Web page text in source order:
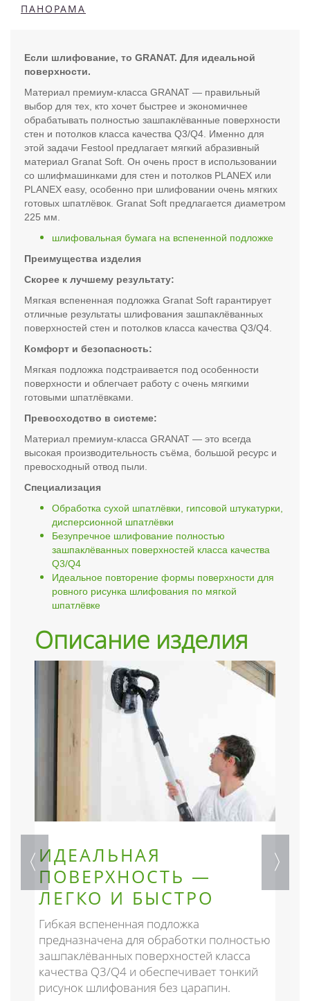
ПАНОРАМА
Если шлифование, то GRANAT. Для идеальной
поверхности.
Материал премиум-класса GRANAT — правильный
выбор для тех, кто хочет быстрее и экономичнее
обрабатывать полностью зашпаклёванные поверхности
стен и потолков класса качества Q3/Q4. Именно для
этой задачи Festool предлагает мягкий абразивный
материал Granat Soft. Он очень прост в использовании
со шлифмашинками для стен и потолков PLANEX или
PLANEX easy, особенно при шлифовании очень мягких
готовых шпатлёвок. Granat Soft предлагается диаметром
225 мм.
шлифовальная бумага на вспененной подложке
Преимущества изделия
Скорее к лучшему результату:
Мягкая вспененная подложка Granat Soft гарантирует
отличные результаты шлифования зашпаклёванных
поверхностей стен и потолков класса качества Q3/Q4.
Комфорт и безопасность:
Мягкая подложка подстраивается под особенности
поверхности и облегчает работу с очень мягкими
готовыми шпатлёвками.
Превосходство в системе:
Материал премиум-класса GRANAT — это всегда
высокая производительность съёма, большой ресурс и
превосходный отвод пыли.
Специализация
Обработка сухой шпатлёвки, гипсовой штукатурки,
дисперсионной шпатлёвки
Безупречное шлифование полностью
зашпаклёванных поверхностей класса качества
Q3/Q4
Идеальное повторение формы поверхности для
ровного рисунка шлифования по мягкой
шпатлёвке
Описание изделия
ИДЕАЛЬНАЯ
ПОВЕРХНОСТЬ —
ЛЕГКО И БЫСТРО
Гибкая вспененная подложка
предназначена для обработки полностью
зашпаклёванных поверхностей класса
качества Q3/Q4 и обеспечивает тонкий
рисунок шлифования без царапин.